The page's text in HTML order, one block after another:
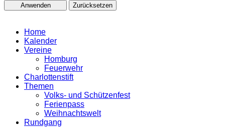
Anwenden Zurücksetzen
Home
Kalender
Vereine
Homburg
Feuerwehr
Charlottenstift
Themen
Volks- und Schützenfest
Ferienpass
Weihnachtswelt
Rundgang